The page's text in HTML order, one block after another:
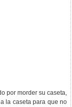
por morder su caseta,
la caseta para que no